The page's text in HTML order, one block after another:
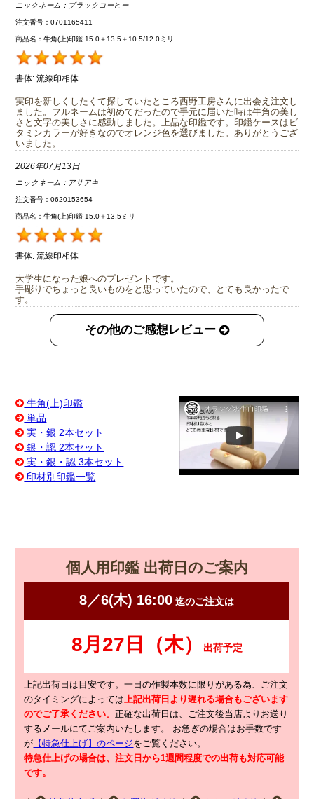
ニックネーム： ブラックコーヒー
注文番号：0701165411
商品名：牛角(上)印鑑 15.0＋13.5＋10.5/12.0ミリ
書体: 流線印相体
実印を新しくしたくて探していたところ西野工房さんに出会え注文し
ました。フルネームは初めてだったので手元に届いた時は牛角の美し
さと文字の美しさに感動しました。上品な印鑑です。印鑑ケースはビ
タミンカラーが好きなのでオレンジ色を選びました。ありがとうござ
いました。
2026年07月13日
ニックネーム： アサアキ
注文番号：0620153654
商品名：牛角(上)印鑑 15.0＋13.5ミリ
書体: 流線印相体
大学生になった娘へのプレゼントです。
手彫りでちょっと良いものをと思っていたので、とても良かったで
す。
その他のご感想レビュー
牛角(上)印鑑
単品
実・銀 2本セット
銀・認 2本セット
実・銀・認 3本セット
印材別印鑑一覧
個人用印鑑 出荷日のご案内
上記出荷日は目安です。一日の作製本数に限りがある為、ご注文
のタイミングによっては 上記出荷日より遅れる場合もございます
のでご了承ください。正確な出荷日は、ご注文後当店よりお送り
するメールにてご案内いたします。 お急ぎの場合はお手数です
が 【特急仕上げ】のページをご覧ください。
特急仕上げの場合は、注文日から1週間程度での出荷も対応可能
です。